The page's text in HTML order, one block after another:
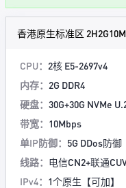
香港原生标准区 2H2G10M
CPU： 2核 E5-2697v4
内存： 2G DDR4
硬盘： 30G+30G NVMe
带宽： 10Mbps
单IP防御： 5G DDos防御
线路： 电信CN2+联通
IPv4： 1个原生【可加】